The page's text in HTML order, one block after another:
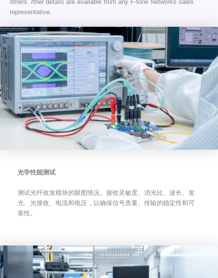
others. rther details are available from any F-tone Networks sales
representative.
光学性能测试
测试光纤收发模块的眼图情况、接收灵敏度、消光比、波长、发
光、光接收、电流和电压，以确保信号质量、传输的稳定性和可
靠性。